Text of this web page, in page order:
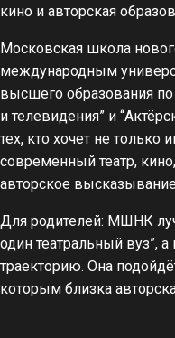
кино и авторская
Московская школа
международным
высшего образования
и телевидения” и
тех, кто хочет не только
современный театр,
авторское
Для родителей: МШНК
один театральный вуз”,
траекторию. Она
которым близка